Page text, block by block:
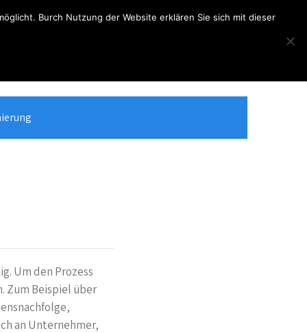
Um den Prozess
Zum Beispiel über
an Unternehmer,
Burch Nutzung der Website erklären Sie sich mit dieser